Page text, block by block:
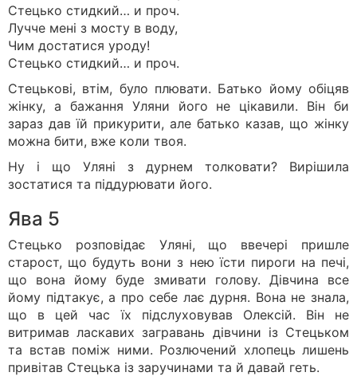
Стецько стидкий… и проч.
Лучче менi з мосту в воду,
Чим достатися уроду!
Стецько стидкий… и проч.
Стецькові, втім, було плювати. Батько йому обіцяв
жінку, а бажання Уляни його не цікавили. Він би
зараз дав їй прикурити, але батько казав, що жінку
можна бити, вже коли твоя.
Ну і що Уляні з дурнем толковати? Вирішила
зостатися та піддурювати його.
Ява 5
Стецько розповідає Уляні, що ввечері пришле
старост, що будуть вони з нею їсти пироги на печі,
що вона йому буде змивати голову. Дівчина все
йому підтакує, а про себе лає дурня. Вона не знала,
що в цей час їх підслуховував Олексій. Він не
витримав ласкавих загравань дівчини із Стецьком
та встав поміж ними. Розлючений хлопець лишень
привітав Стецька із заручинами та й давай геть.